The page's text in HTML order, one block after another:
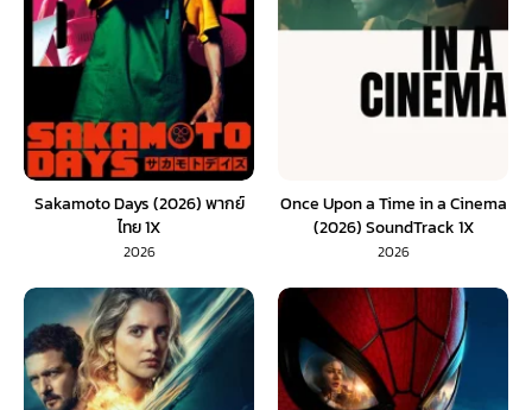
Sakamoto Days (2026) พากย์
ไทย 1X
2026
Once Upon a Time in a Cinema
(2026) SoundTrack 1X
2026